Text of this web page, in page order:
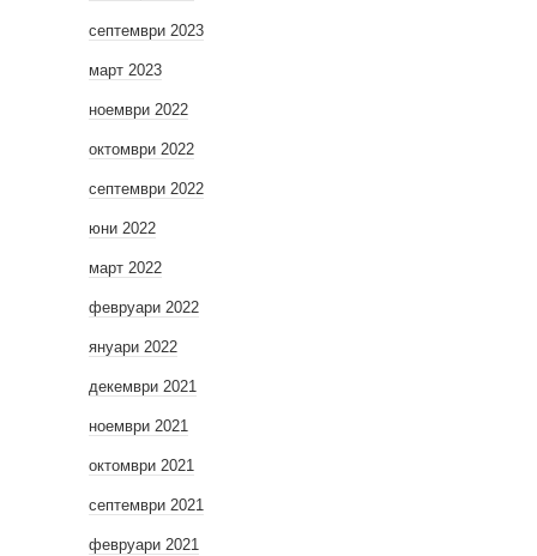
септември 2023
март 2023
ноември 2022
октомври 2022
септември 2022
юни 2022
март 2022
февруари 2022
януари 2022
декември 2021
ноември 2021
октомври 2021
септември 2021
февруари 2021